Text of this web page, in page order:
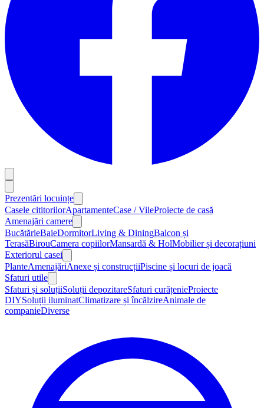
Prezentări locuințe
Casele cititorilorApartamenteCase / VileProiecte de casă
Amenajări camere
BucătărieBaieDormitorLiving & DiningBalcon și
TerasăBirouCamera copiilorMansardă & HolMobilier și decorațiuni
Exteriorul casei
PlanteAmenajăriAnexe și construcțiiPiscine și locuri de joacă
Sfaturi utile
Sfaturi și soluțiiSoluții depozitareSfaturi curățenieProiecte
DIYSoluții iluminatClimatizare și încălzireAnimale de
companieDiverse